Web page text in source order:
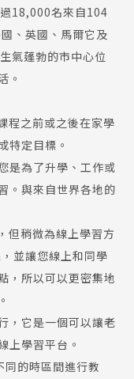
18,000名來自104
、英國、馬爾它及
氣蓬勃的市中心位
。
程之前或之後在家學
特定目標。
是為了升學、工作或
。與來自世界各地的
但稍微為線上學習方
並讓您線上和同學
，所以可以更密集地
，它是一個可以讓老
上學習平台。
的時區間進行教